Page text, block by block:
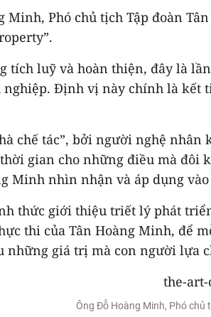
Minh, Phó chủ tịch Tập đoàn
tích luỹ và hoàn thiện, đây là
Định vị này chính là
chế tác”, bởi người nghệ
gian cho những điều mà
Minh nhìn nhận và áp dụng
thức giới thiệu triết lý phát
thi của Tân Hoàng Minh, để
những giá trị mà con người lựa
Ông Đỗ Hoàng Minh, Phó chủ